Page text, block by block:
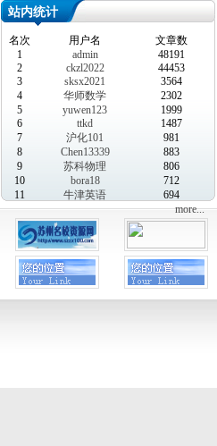
站内统计
名次 用户名
文章数
1
admin
48191
2
ckzl2022
44453
3
sksx2021
3564
4
华师数学
2302
5
yuwen123
1999
6
ttkd
1487
7
沪化101
981
8
Chen13339
883
9
苏科物理
806
10
bora18
712
11
牛津英语
694
more...